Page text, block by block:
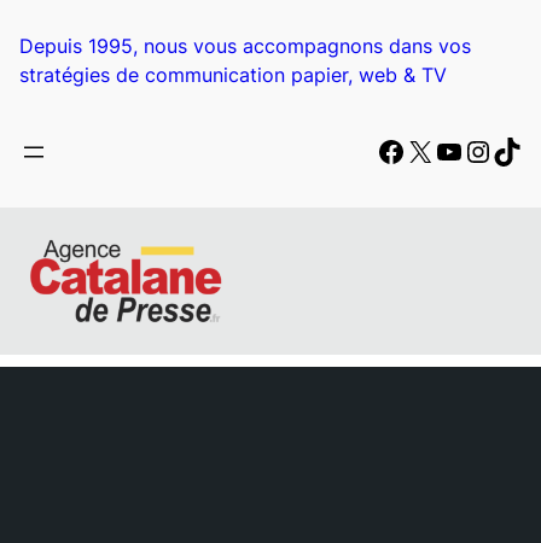
contenu
Depuis 1995, nous vous accompagnons dans vos
stratégies de communication papier, web & TV
Facebook
X